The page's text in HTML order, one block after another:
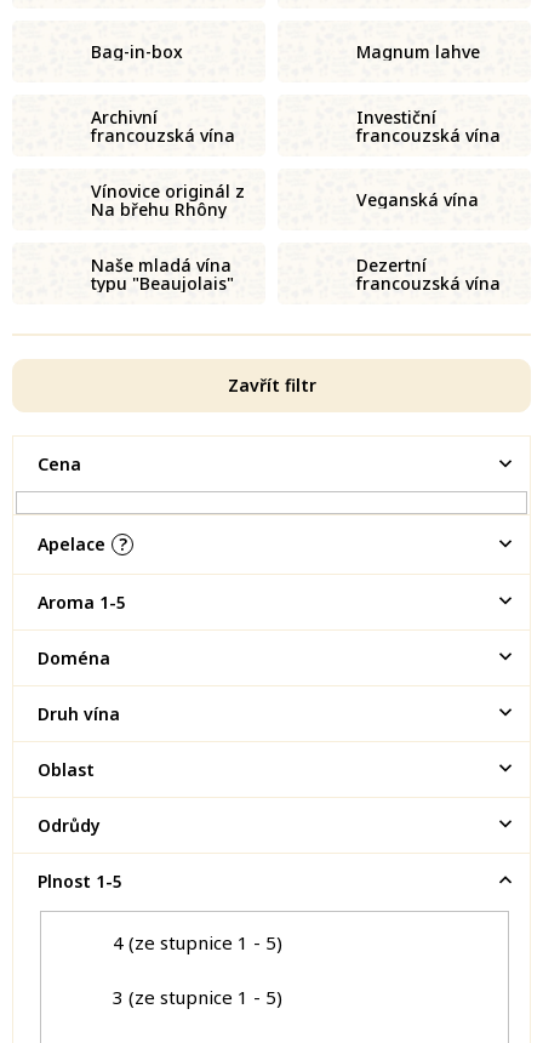
Bag-in-box Magnum lahve
Archivní
francouzská vína
Investiční
francouzská vína
Vínovice originál z
Na břehu Rhôny Veganská vína
Naše mladá vína
typu "Beaujolais"
Dezertní
francouzská vína
Zavřít filtr
Cena
Apelace ?
Aroma 1-5
Doména
Druh vína
Oblast
Odrůdy
Plnost 1-5
4 (ze stupnice 1 - 5)
3 (ze stupnice 1 - 5)